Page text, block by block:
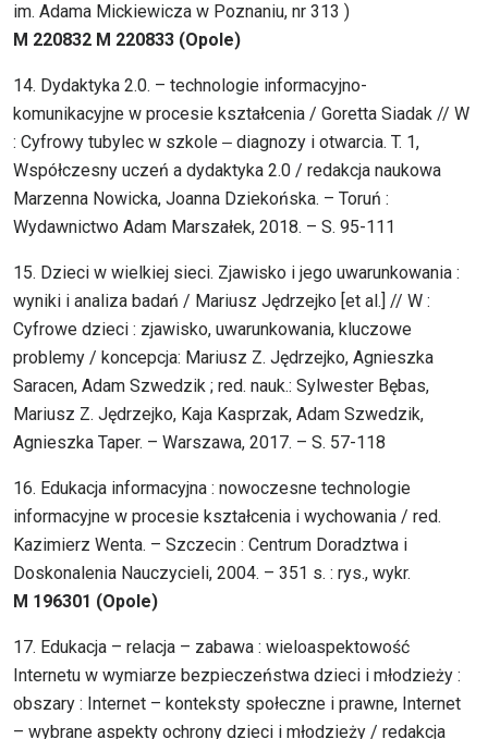
im. Adama Mickiewicza w Poznaniu, nr 313 )
M 220832 M 220833 (Opole)
14. Dydaktyka 2.0. – technologie informacyjno-
komunikacyjne w procesie kształcenia / Goretta Siadak // W
: Cyfrowy tubylec w szkole ‒ diagnozy i otwarcia. T. 1,
Współczesny uczeń a dydaktyka 2.0 / redakcja naukowa
Marzenna Nowicka, Joanna Dziekońska. – Toruń :
Wydawnictwo Adam Marszałek, 2018. – S. 95-111
15. Dzieci w wielkiej sieci. Zjawisko i jego uwarunkowania :
wyniki i analiza badań / Mariusz Jędrzejko [et al.] // W :
Cyfrowe dzieci : zjawisko, uwarunkowania, kluczowe
problemy / koncepcja: Mariusz Z. Jędrzejko, Agnieszka
Saracen, Adam Szwedzik ; red. nauk.: Sylwester Bębas,
Mariusz Z. Jędrzejko, Kaja Kasprzak, Adam Szwedzik,
Agnieszka Taper. – Warszawa, 2017. – S. 57-118
16. Edukacja informacyjna : nowoczesne technologie
informacyjne w procesie kształcenia i wychowania / red.
Kazimierz Wenta. – Szczecin : Centrum Doradztwa i
Doskonalenia Nauczycieli, 2004. – 351 s. : rys., wykr.
M 196301 (Opole)
17. Edukacja – relacja – zabawa : wieloaspektowość
Internetu w wymiarze bezpieczeństwa dzieci i młodzieży :
obszary : Internet – konteksty społeczne i prawne, Internet
– wybrane aspekty ochrony dzieci i młodzieży / redakcja